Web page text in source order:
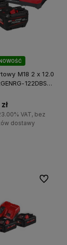
M18 2 x 12.0
122DBSC
VAT, bez
dostawy
Do